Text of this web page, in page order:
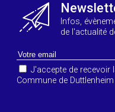
Infos,
de l'actualité
J'accepte de recevoir
Commune de Duttlenheim